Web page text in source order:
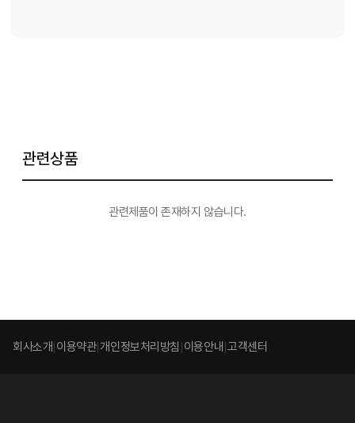
관련상품
관련제품이 존재하지 않습니다.
회사소개 이용약관 개인정보처리방침 이용안내 고객센터